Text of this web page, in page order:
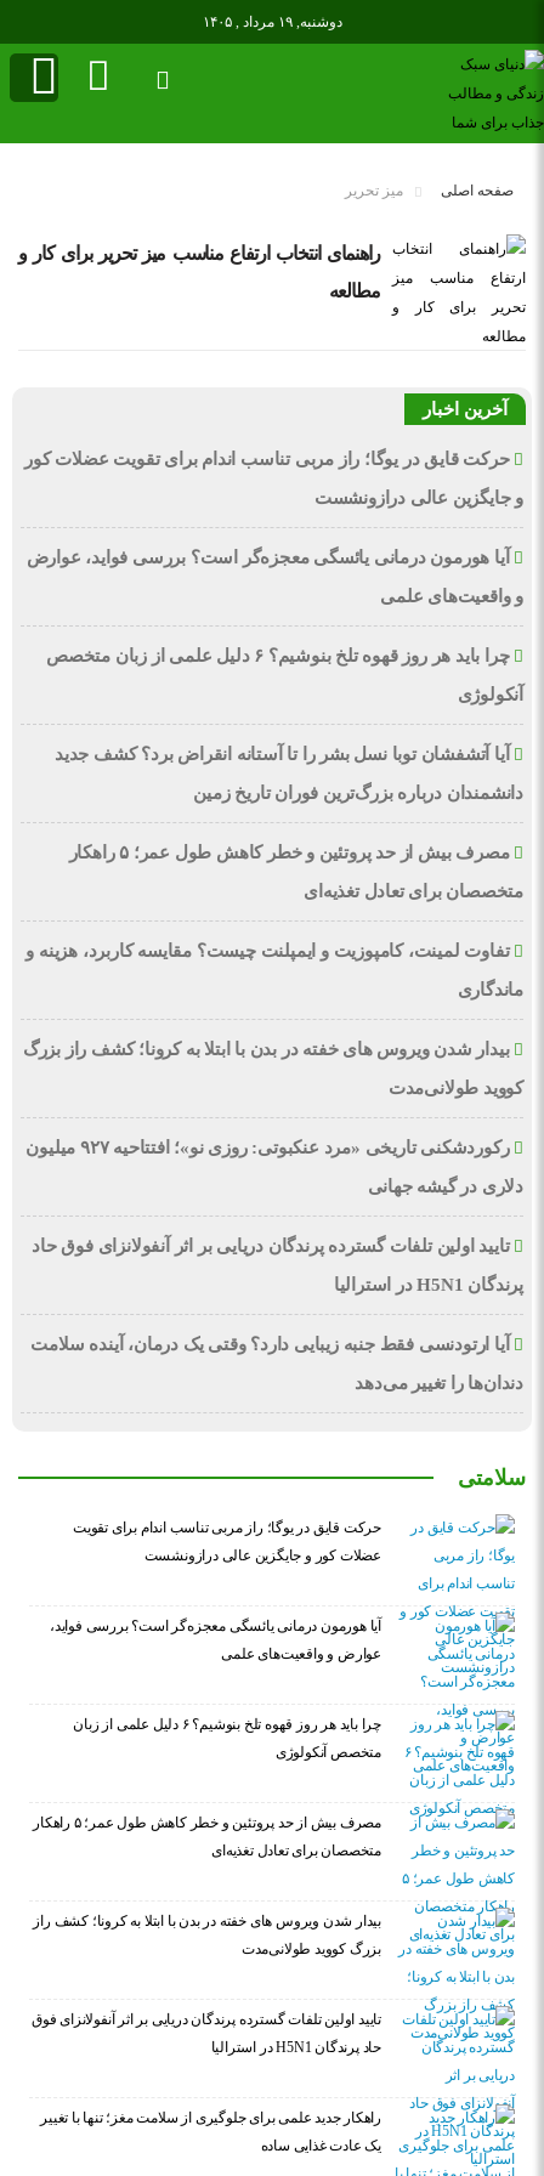
دوشنبه, ۱۹ مرداد , ۱۴۰۵
صفحه اصلی میز تحریر
راهنمای انتخاب ارتفاع مناسب میز تحریر برای کار و
مطالعه
آخرین اخبار
حرکت قایق در یوگا؛ راز مربی تناسب اندام برای تقویت عضلات کور
و جایگزین عالی درازونشست
آیا هورمون درمانی یائسگی معجزه‌گر است؟ بررسی فواید، عوارض
و واقعیت‌های علمی
چرا باید هر روز قهوه تلخ بنوشیم؟ ۶ دلیل علمی از زبان متخصص
آنکولوژی
آیا آتشفشان توبا نسل بشر را تا آستانه انقراض برد؟ کشف جدید
دانشمندان درباره بزرگ‌ترین فوران تاریخ زمین
مصرف بیش از حد پروتئین و خطر کاهش طول عمر؛ ۵ راهکار
متخصصان برای تعادل تغذیه‌ای
تفاوت لمینت، کامپوزیت و ایمپلنت چیست؟ مقایسه کاربرد، هزینه و
ماندگاری
بیدار شدن ویروس‌ های خفته در بدن با ابتلا به کرونا؛ کشف راز بزرگ
کووید طولانی‌مدت
رکوردشکنی تاریخی «مرد عنکبوتی: روزی نو»؛ افتتاحیه ۹۲۷ میلیون
دلاری در گیشه جهانی
تایید اولین تلفات گسترده پرندگان دریایی بر اثر آنفولانزای فوق حاد
پرندگان H5N1 در استرالیا
آیا ارتودنسی فقط جنبه زیبایی دارد؟ وقتی یک درمان، آینده سلامت
دندان‌ها را تغییر می‌دهد
سلامتی
حرکت قایق در یوگا؛ راز مربی تناسب اندام برای تقویت
عضلات کور و جایگزین عالی درازونشست
آیا هورمون درمانی یائسگی معجزه‌گر است؟ بررسی فواید،
عوارض و واقعیت‌های علمی
چرا باید هر روز قهوه تلخ بنوشیم؟ ۶ دلیل علمی از زبان
متخصص آنکولوژی
مصرف بیش از حد پروتئین و خطر کاهش طول عمر؛ ۵ راهکار
متخصصان برای تعادل تغذیه‌ای
بیدار شدن ویروس‌ های خفته در بدن با ابتلا به کرونا؛ کشف راز
بزرگ کووید طولانی‌مدت
تایید اولین تلفات گسترده پرندگان دریایی بر اثر آنفولانزای فوق
حاد پرندگان H5N1 در استرالیا
راهکار جدید علمی برای جلوگیری از سلامت مغز؛ تنها با تغییر
یک عادت غذایی ساده